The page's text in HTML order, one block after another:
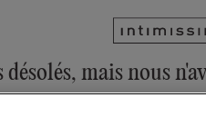
mais nous
explorer notre collection via le